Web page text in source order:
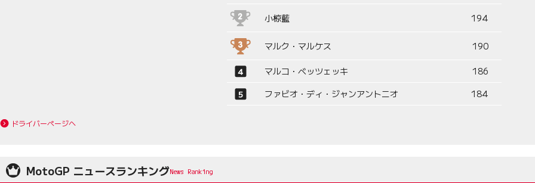
小椋藍 194
マルク・マルケス 190
マルコ・ベッツェッキ
186
ファビオ・ディ・ジャンアントニオ
184
ドライバーページへ
MotoGP ニュースランキング